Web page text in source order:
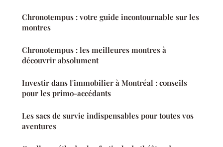
Chronotempus : votre guide incontournable sur les
montres
Chronotempus : les meilleures montres à
découvrir absolument
Investir dans l'immobilier à Montréal : conseils
pour les primo-accédants
Les sacs de survie indispensables pour toutes vos
aventures